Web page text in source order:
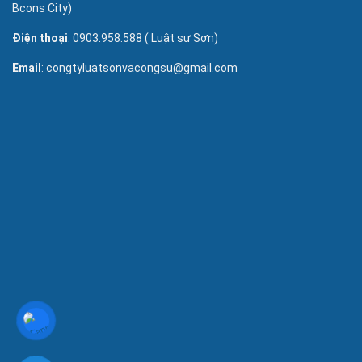
Bcons City)
Điện thoại: 0903.958.588 ( Luật sư Sơn)
Email : congtyluatsonvacongsu@gmail.com